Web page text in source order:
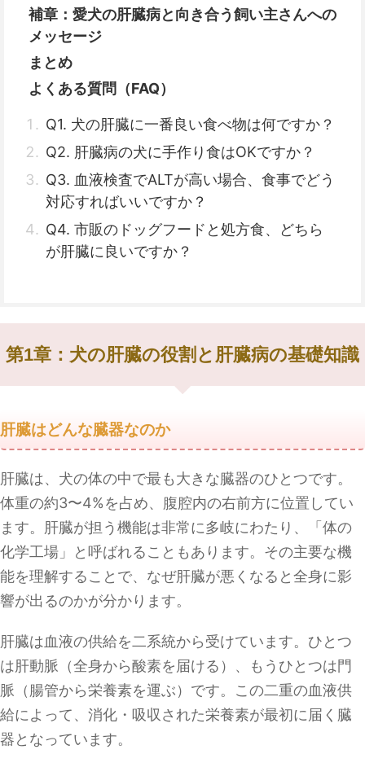
補章：愛犬の肝臓病と向き合う飼い主さんへの
メッセージ
まとめ
よくある質問（FAQ）
Q1. 犬の肝臓に一番良い食べ物は何ですか？
Q2. 肝臓病の犬に手作り食はOKですか？
Q3. 血液検査でALTが高い場合、食事でどう
対応すればいいですか？
Q4. 市販のドッグフードと処方食、どちら
が肝臓に良いですか？
第1章：犬の肝臓の役割と肝臓病の基礎知識
肝臓はどんな臓器なのか
肝臓は、犬の体の中で最も大きな臓器のひとつです。
体重の約3〜4%を占め、腹腔内の右前方に位置してい
ます。肝臓が担う機能は非常に多岐にわたり、「体の
化学工場」と呼ばれることもあります。その主要な機
能を理解することで、なぜ肝臓が悪くなると全身に影
響が出るのかが分かります。
肝臓は血液の供給を二系統から受けています。ひとつ
は肝動脈（全身から酸素を届ける）、もうひとつは門
脈（腸管から栄養素を運ぶ）です。この二重の血液供
給によって、消化・吸収された栄養素が最初に届く臓
器となっています。